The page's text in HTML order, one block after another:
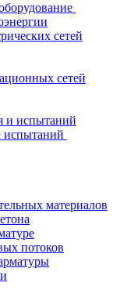
сетей
сетей
испытаний
материалов
потоков